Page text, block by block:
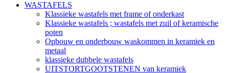
WASTAFELS
Klassieke wastafels met frame of onderkast
Klassieke wastafels ; wastafels met zuil of keramische
poten
Opbouw en onderbouw waskommen in keramiek en
metaal
klassieke dubbele wastafels
UITSTORTGOOTSTENEN van keramiek